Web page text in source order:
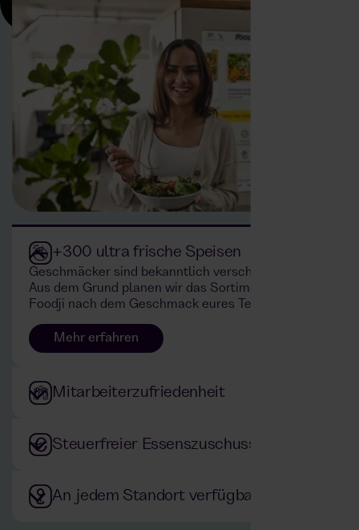
+300 ultra frische Speisen
Geschmäcker sind bekanntlich verschieden.
Aus dem Grund planen wir das Sortiment im
Foodji nach dem Geschmack eures Teams.
Mehr erfahren
Mitarbeiterzufriedenheit
Steuerfreier Essenszuschuss
An jedem Standort verfügbar